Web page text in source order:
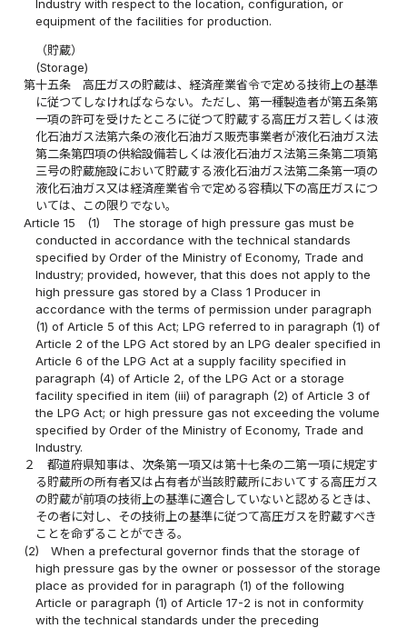
Industry with respect to the location, configuration, or
equipment of the facilities for production.
（貯蔵）
(Storage)
第十五条
高圧ガスの貯蔵は、経済産業省令で定める技術上の基準
に従つてしなければならない。ただし、第一種製造者が第五条第
一項の許可を受けたところに従つて貯蔵する高圧ガス若しくは液
化石油ガス法第六条の液化石油ガス販売事業者が液化石油ガス法
第二条第四項の供給設備若しくは液化石油ガス法第三条第二項第
三号の貯蔵施設において貯蔵する液化石油ガス法第二条第一項の
液化石油ガス又は経済産業省令で定める容積以下の高圧ガスにつ
いては、この限りでない。
Article 15
(1)
The storage of high pressure gas must be
conducted in accordance with the technical standards
specified by Order of the Ministry of Economy, Trade and
Industry; provided, however, that this does not apply to the
high pressure gas stored by a Class 1 Producer in
accordance with the terms of permission under paragraph
(1) of Article 5 of this Act; LPG referred to in paragraph (1) of
Article 2 of the LPG Act stored by an LPG dealer specified in
Article 6 of the LPG Act at a supply facility specified in
paragraph (4) of Article 2, of the LPG Act or a storage
facility specified in item (iii) of paragraph (2) of Article 3 of
the LPG Act; or high pressure gas not exceeding the volume
specified by Order of the Ministry of Economy, Trade and
Industry.
２
都道府県知事は、次条第一項又は第十七条の二第一項に規定す
る貯蔵所の所有者又は占有者が当該貯蔵所においてする高圧ガス
の貯蔵が前項の技術上の基準に適合していないと認めるときは、
その者に対し、その技術上の基準に従つて高圧ガスを貯蔵すべき
ことを命ずることができる。
(2)
When a prefectural governor finds that the storage of
high pressure gas by the owner or possessor of the storage
place as provided for in paragraph (1) of the following
Article or paragraph (1) of Article 17-2 is not in conformity
with the technical standards under the preceding